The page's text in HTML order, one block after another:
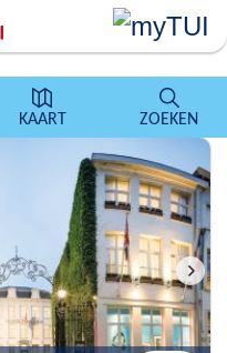
KAART ZOEKEN